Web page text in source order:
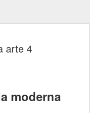
arte 4
moderna